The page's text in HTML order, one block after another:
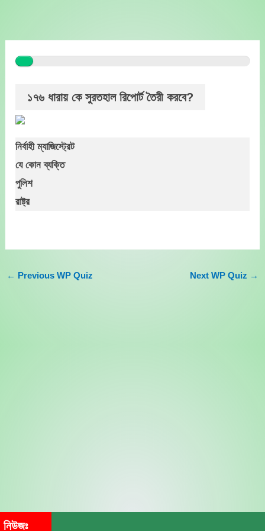
১৭৬ ধারায় কে সুরতহাল রিপোর্ট তৈরী করবে?
নির্বাহী ম্যাজিস্ট্রেট
যে কোন ব্যক্তি
পুলিশ
রাষ্ট্র
← Previous WP Quiz Next WP Quiz →
নিউজঃ